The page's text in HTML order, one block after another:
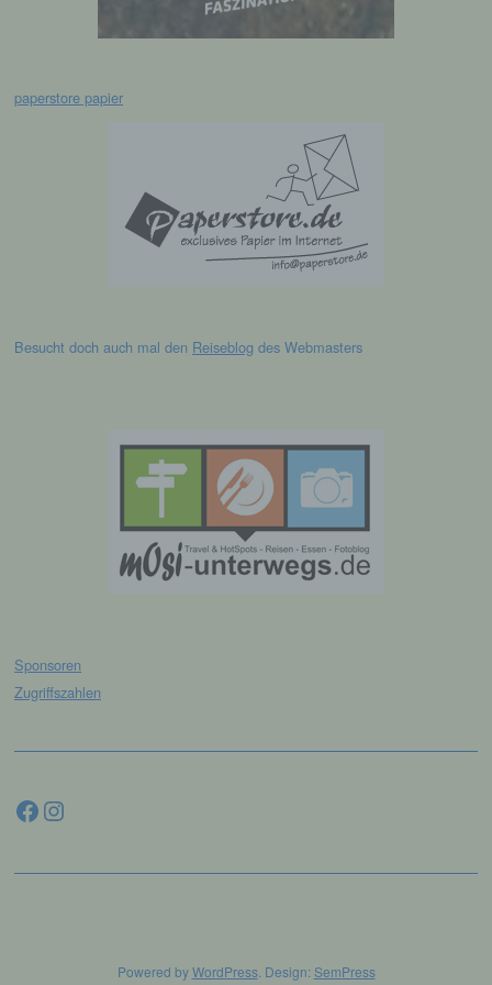
paperstore papier
Besucht doch auch mal den Reiseblog des Webmasters
Sponsoren
Zugriffszahlen
Facebook
Powered byWordPress. Design: SemPress
abgegebene Willensbekundung in Form
sie mit der Verarbeitung der sie betreffenden
personenbezogenen Daten einverstanden
Name und Anschrift des für die Verarbeitung
Verantwortlichen
Datenschutzgesetze und anderer Bestimmungen
Siegfried Kapfer
Göttweiger Str. 45
94032 Passau
Deutschland
Die Internetseiten verwenden teilweise so
nutzerfreundlicher, effektiver und sicherer zu
auf Ihrem Computer oder mobilen Gerät
Computersystem abgelegt und gespeichert